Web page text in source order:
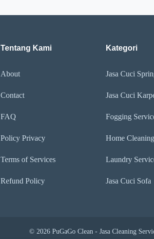
Tentang Kami
About
Contact
FAQ
Policy Privacy
Terms of Services
Refund Policy
Kategori
Jasa Cuci
Jasa Cuci
Fogging
Home Cleaning
Laundry
Jasa Cuci Sofa
© 2026 PuGaGo Clean - Jasa Cleaning